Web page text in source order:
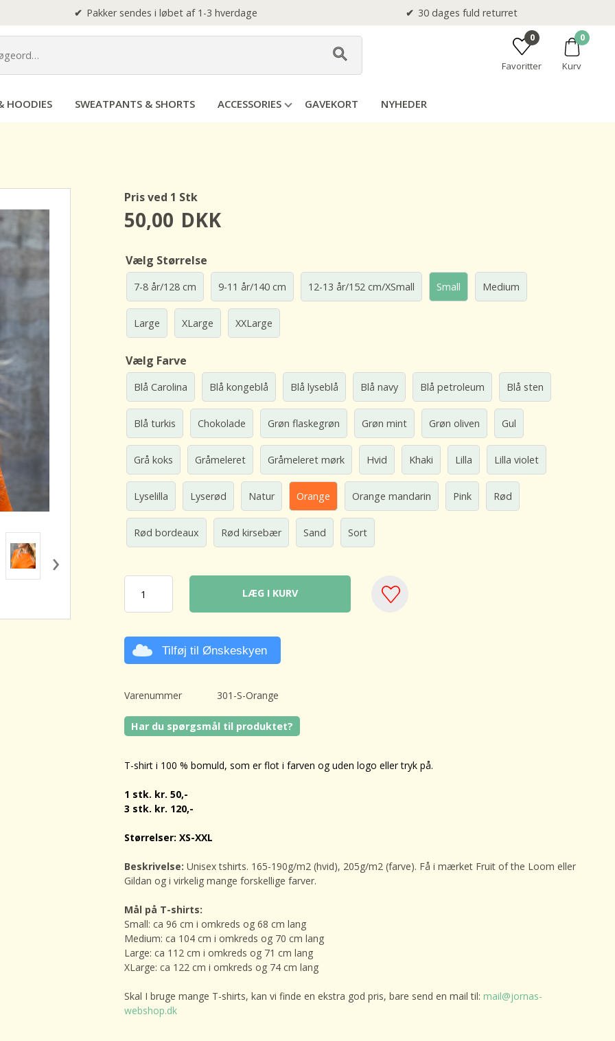
Pakker sendes i løbet af 1-3 hverdage 30 dages fuld returret
0
Favoritter
0
Kurv
HOODIES SWEATPANTS & SHORTS ACCESSORIES GAVEKORT NYHEDER
›
Pris ved 1 Stk
50,00 DKK
Vælg Størrelse
7-8 år/128 cm 9-11 år/140 cm 12-13 år/152 cm/XSmall Small Medium
Large XLarge XXLarge
Vælg Farve
Blå Carolina Blå kongeblå Blå lyseblå Blå navy Blå petroleum Blå sten
Blå turkis Chokolade Grøn flaskegrøn Grøn mint Grøn oliven Gul
Grå koks Gråmeleret Gråmeleret mørk Hvid Khaki Lilla Lilla violet
Lyselilla Lyserød Natur Orange Orange mandarin Pink Rød
Rød bordeaux Rød kirsebær Sand Sort
LÆG I KURV
Tilføj til Ønskeskyen
Varenummer 301-S-Orange
Har du spørgsmål til produktet?
T-shirt i 100 % bomuld, som er flot i farven og uden logo eller tryk på.
1 stk. kr. 50,-
3 stk. kr. 120,-
Størrelser: XS-XXL
Beskrivelse:Unisex tshirts. 165-190g/m2 (hvid), 205g/m2 (farve). Få i mærket Fruit of the Loom eller
Gildan og i virkelig mange forskellige farver.
Mål på T-shirts:
Small: ca 96 cm i omkreds og 68 cm lang
Medium: ca 104 cm i omkreds og 70 cm lang
Large: ca 112 cm i omkreds og 71 cm lang
XLarge: ca 122 cm i omkreds og 74 cm lang
Skal I bruge mange T-shirts, kan vi finde en ekstra god pris, bare send en mail til:mail@jornas-
webshop.dk